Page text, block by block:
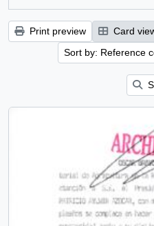
Print preview Card
Sort by: Reference